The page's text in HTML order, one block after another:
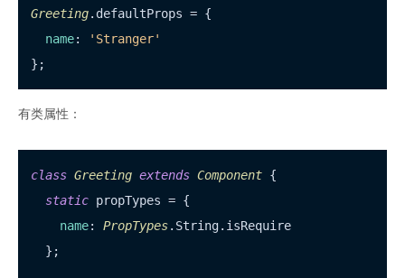
Greeting. defaultProps = {
name:
'Stranger'
有类属性：
class Greeting extends Component {
static propTypes = {
name: PropTypes. String. isRequire
  };